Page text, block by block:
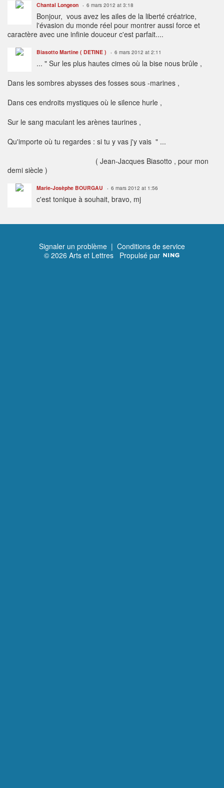
Chantal Longeon 6 mars 2012 at 3:18
Bonjour, vous avez les ailes de la liberté créatrice,
l'évasion du monde réel pour montrer aussi force et
caractère avec une infinie douceur c'est parfait....
Biasotto Martine ( DETINE ) 6 mars 2012 at 2:11
... " Sur les plus hautes cimes où la bise nous brûle ,
Dans les sombres abysses des fosses sous -marines ,
Dans ces endroits mystiques où le silence hurle ,
Sur le sang maculant les arènes taurines ,
Qu'importe où tu regardes : si tu y vas j'y vais " ...
( Jean-Jacques Biasotto , pour mon
demi siècle )
Marie-Josèphe BOURGAU 6 mars 2012 at 1:56
c'est tonique à souhait, bravo, mj
Signaler un problème | Conditions de service
© 2026 Arts et Lettres Propulsé par